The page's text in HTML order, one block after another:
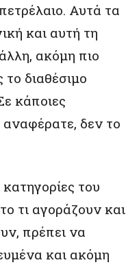
Αυτά τα
και αυτή τη
ακόμη πιο
το διαθέσιμο
κάποιες
δεν το
κατηγορίες του
τι αγοράζουν και
πρέπει να
και ακόμη